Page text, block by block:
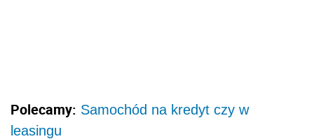
Polecamy: Samochód na kredyt czy w
leasingu